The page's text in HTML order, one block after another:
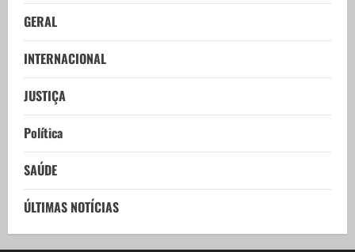
GERAL
INTERNACIONAL
JUSTIÇA
Política
SAÚDE
ÚLTIMAS NOTÍCIAS